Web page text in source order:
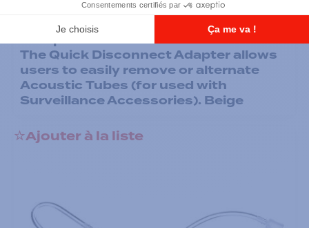
Low Noise Kit - Clear Acoustic Tube
Assembly includes 1 Clear Rubber
Eartip. For Low Noise Environments.
The Quick Disconnect Adapter allows
users to easily remove or alternate
Acoustic Tubes (for used with
Surveillance Accessories). Beige
Ajouter à la liste